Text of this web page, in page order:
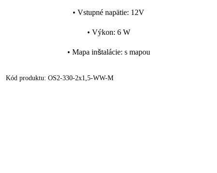
• Vstupné napätie: 12V
• Výkon: 6 W
• Mapa inštalácie: s mapou
Kód produktu: OS2-330-2x1,5-WW-M